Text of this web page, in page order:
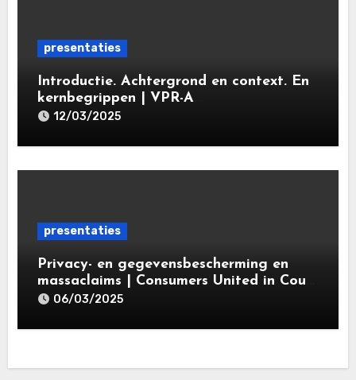
presentaties
Introductie. Achtergrond en context. En
kernbegrippen | VPR-A
specialisatieopleiding Privacy- en
Leiden Law Academy 18 maart 2025
12/03/2025
presentaties
Privacy- en gegevensbescherming en
massaclaims | Consumers United in Court
(‘CUIC’) | Volkshotel A’dam 6 maart
06/03/2025